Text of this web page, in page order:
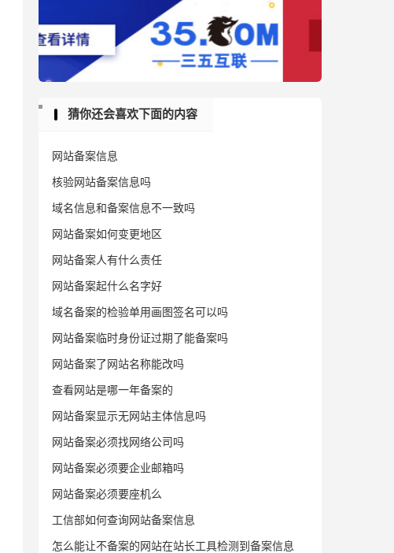
猜你还会喜欢下面的内容
网站备案信息
核验网站备案信息吗
域名信息和备案信息不一致吗
网站备案如何变更地区
网站备案人有什么责任
网站备案起什么名字好
域名备案的检验单用画图签名可以吗
网站备案临时身份证过期了能备案吗
网站备案了网站名称能改吗
查看网站是哪一年备案的
网站备案显示无网站主体信息吗
网站备案必须找网络公司吗
网站备案必须要企业邮箱吗
网站备案必须要座机么
工信部如何查询网站备案信息
怎么能让不备案的网站在站长工具检测到备案信息